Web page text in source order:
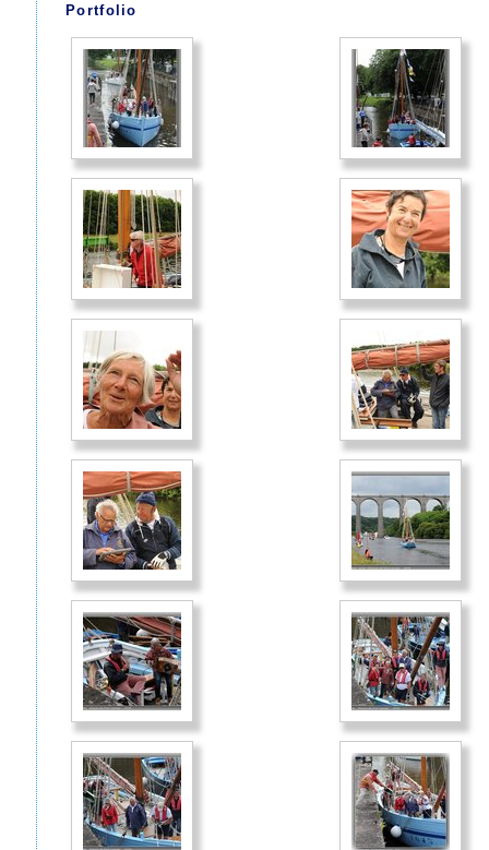
Portfolio